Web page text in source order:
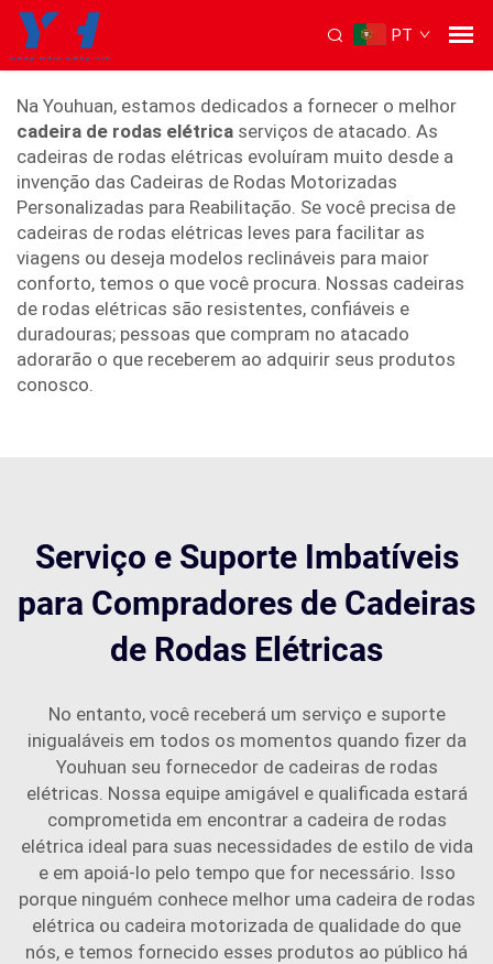
PT
cadeira de rodas elétrica
Na Youhuan, estamos dedicados a fornecer o melhor
cadeira de rodas elétrica serviços de atacado. As
cadeiras de rodas elétricas evoluíram muito desde a
invenção das Cadeiras de Rodas Motorizadas
Personalizadas para Reabilitação. Se você precisa de
cadeiras de rodas elétricas leves para facilitar as
viagens ou deseja modelos reclináveis para maior
conforto, temos o que você procura. Nossas cadeiras
de rodas elétricas são resistentes, confiáveis e
duradouras; pessoas que compram no atacado
adorarão o que receberem ao adquirir seus produtos
conosco.
Serviço e Suporte Imbatíveis
para Compradores de Cadeiras
de Rodas Elétricas
No entanto, você receberá um serviço e suporte
inigualáveis em todos os momentos quando fizer da
Youhuan seu fornecedor de cadeiras de rodas
elétricas. Nossa equipe amigável e qualificada estará
comprometida em encontrar a cadeira de rodas
elétrica ideal para suas necessidades de estilo de vida
e em apoiá-lo pelo tempo que for necessário. Isso
porque ninguém conhece melhor uma cadeira de rodas
elétrica ou cadeira motorizada de qualidade do que
nós, e temos fornecido esses produtos ao público há